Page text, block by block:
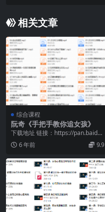
相关文章
综合课程
阮奇《手把手教你追女孩》
下载地址 链接：https://pan.baidu.
com/s/1aFu7qRw...
6 年前 9.9